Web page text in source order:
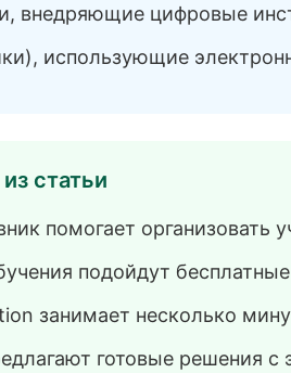
внедряющие цифровые
использующие
статьи
помогает организовать
подойдут
занимает несколько
готовые решения с